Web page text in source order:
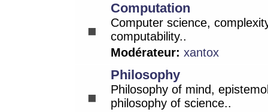
Computation
Computer science,
computability..
Modérateur: xantox
Philosophy
Philosophy of mind,
philosophy of science..